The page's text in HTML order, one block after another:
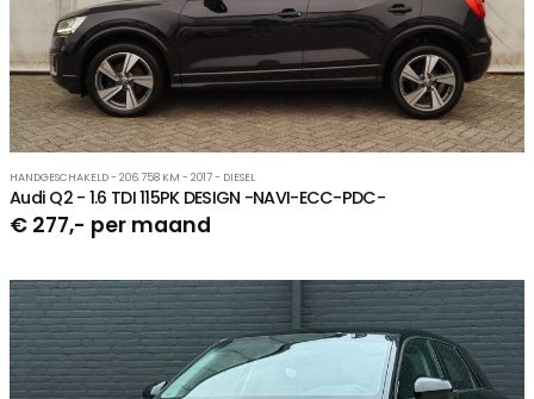
HANDGESCHAKELD - 206.758 KM - 2017 - DIESEL
Audi Q2 - 1.6 TDI 115PK DESIGN -NAVI-ECC-PDC-
€ 277,- per maand